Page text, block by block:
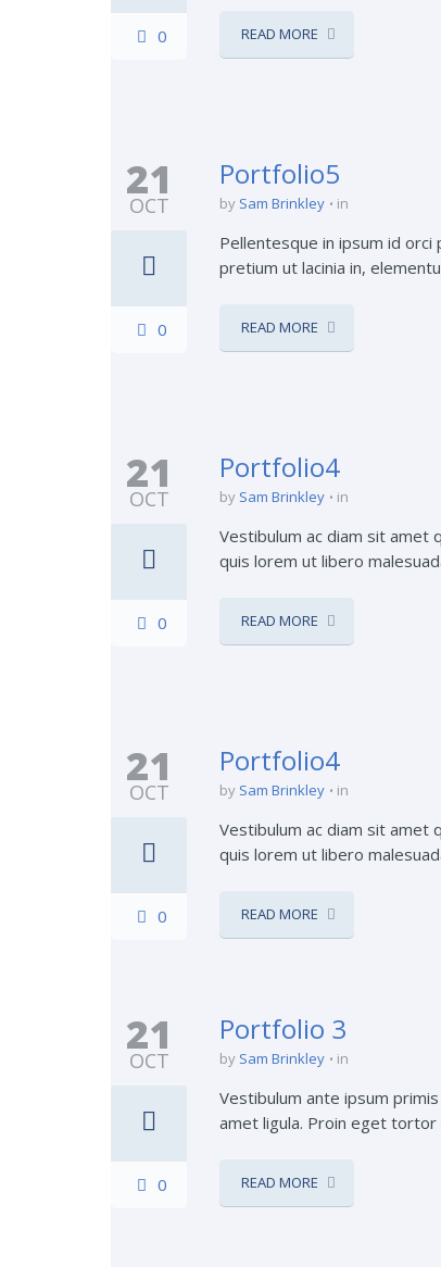
0 READ MORE
21
OCT
0
Portfolio5
by Sam Brinkley in
Pellentesque in ipsum id
pretium ut lacinia in,
READ MORE
21
OCT
0
Portfolio4
by Sam Brinkley in
Vestibulum ac diam sit amet
quis lorem ut libero
READ MORE
21
OCT
0
Portfolio4
by Sam Brinkley in
Vestibulum ac diam sit amet
quis lorem ut libero
READ MORE
21
OCT
0
Portfolio 3
by Sam Brinkley in
Vestibulum ante ipsum
amet ligula. Proin eget tortor
READ MORE